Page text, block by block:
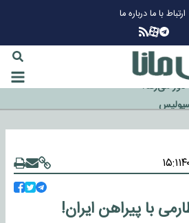
ارتباط با مادرباره ما
ترامپ برای مهار چین، روسیه و اروپا شکست
۱۵:۱
با پیراهن ایران!